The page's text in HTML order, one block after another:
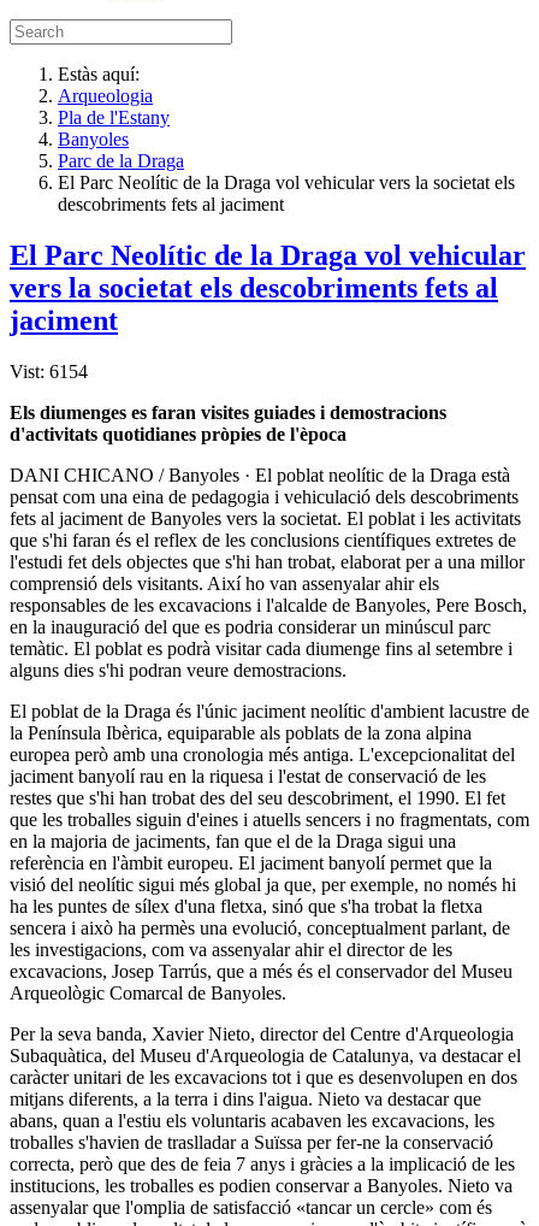
Estàs aquí:
Arqueologia
Pla de l'Estany
Banyoles
Parc de la Draga
El Parc Neolític de la Draga vol vehicular vers la societat els
descobriments fets al jaciment
El Parc Neolític de la Draga vol vehicular
vers la societat els descobriments fets al
jaciment
Vist: 6154
Els diumenges es faran visites guiades i demostracions
d'activitats quotidianes pròpies de l'època
DANI CHICANO / Banyoles · El poblat neolític de la Draga està
pensat com una eina de pedagogia i vehiculació dels descobriments
fets al jaciment de Banyoles vers la societat. El poblat i les activitats
que s'hi faran és el reflex de les conclusions científiques extretes de
l'estudi fet dels objectes que s'hi han trobat, elaborat per a una millor
comprensió dels visitants. Així ho van assenyalar ahir els
responsables de les excavacions i l'alcalde de Banyoles, Pere Bosch,
en la inauguració del que es podria considerar un minúscul parc
temàtic. El poblat es podrà visitar cada diumenge fins al setembre i
alguns dies s'hi podran veure demostracions.
El poblat de la Draga és l'únic jaciment neolític d'ambient lacustre de
la Península Ibèrica, equiparable als poblats de la zona alpina
europea però amb una cronologia més antiga. L'excepcionalitat del
jaciment banyolí rau en la riquesa i l'estat de conservació de les
restes que s'hi han trobat des del seu descobriment, el 1990. El fet
que les troballes siguin d'eines i atuells sencers i no fragmentats, com
en la majoria de jaciments, fan que el de la Draga sigui una
referència en l'àmbit europeu. El jaciment banyolí permet que la
visió del neolític sigui més global ja que, per exemple, no només hi
ha les puntes de sílex d'una fletxa, sinó que s'ha trobat la fletxa
sencera i això ha permès una evolució, conceptualment parlant, de
les investigacions, com va assenyalar ahir el director de les
excavacions, Josep Tarrús, que a més és el conservador del Museu
Arqueològic Comarcal de Banyoles.
Per la seva banda, Xavier Nieto, director del Centre d'Arqueologia
Subaquàtica, del Museu d'Arqueologia de Catalunya, va destacar el
caràcter unitari de les excavacions tot i que es desenvolupen en dos
mitjans diferents, a la terra i dins l'aigua. Nieto va destacar que
abans, quan a l'estiu els voluntaris acabaven les excavacions, les
troballes s'havien de traslladar a Suïssa per fer-ne la conservació
correcta, però que des de feia 7 anys i gràcies a la implicació de les
institucions, les troballes es podien conservar a Banyoles. Nieto va
assenyalar que l'omplia de satisfacció «tancar un cercle» com és